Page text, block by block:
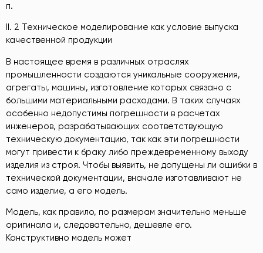
п.
II. 2 Техническое моделирование как условие выпуска
качественной продукции
В настоящее время в различных отраслях
промышленности создаются уникальные сооружения,
агрегаты, машины, изготовление которых связано с
большими материальными расходами. В таких случаях
особенно недопустимы погрешности в расчетах
инженеров, разрабатывающих соответствующую
техническую документацию, так как эти погрешности
могут привести к браку либо преждевременному выходу
изделия из строя. Чтобы выявить, не допущены ли ошибки в
технической документации, вначале изготавливают не
само изделие, а его модель.
Модель, как правило, по размерам значительно меньше
оригинала и, следовательно, дешевле его.
Конструктивно модель может